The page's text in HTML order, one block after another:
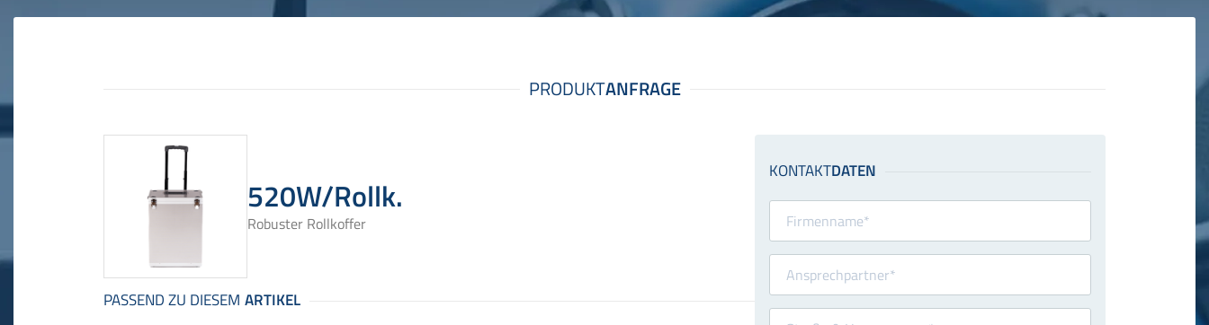
520W/Rollk.
Robuster Rollkoffer